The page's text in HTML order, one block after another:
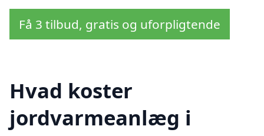
Få 3 tilbud, gratis og uforpligtende
Hvad koster
jordvarmeanlæg i